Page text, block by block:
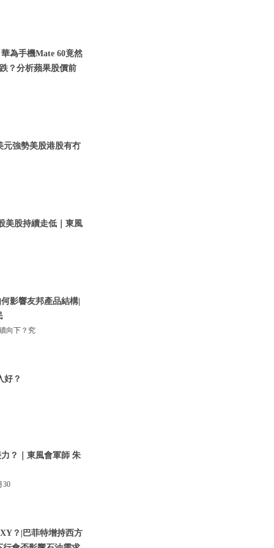
為手機Mate 60竟然
？分析蘋果股價前
元強勢美股港股有冇
美股持續走低｜東風
影響友邦產品結構|
向下？究
好？
？｜東風會軍師 朱
30
？|巴菲特增持西方